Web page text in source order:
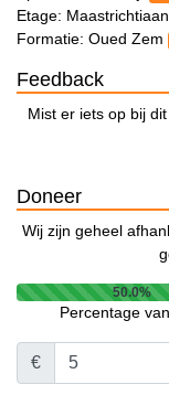
Etage: Maastrichtiaan
Formatie: Oued Zem
Feedback
Mist er iets op bij
Doneer
Wij zijn geheel
50.0%
Percentage
€